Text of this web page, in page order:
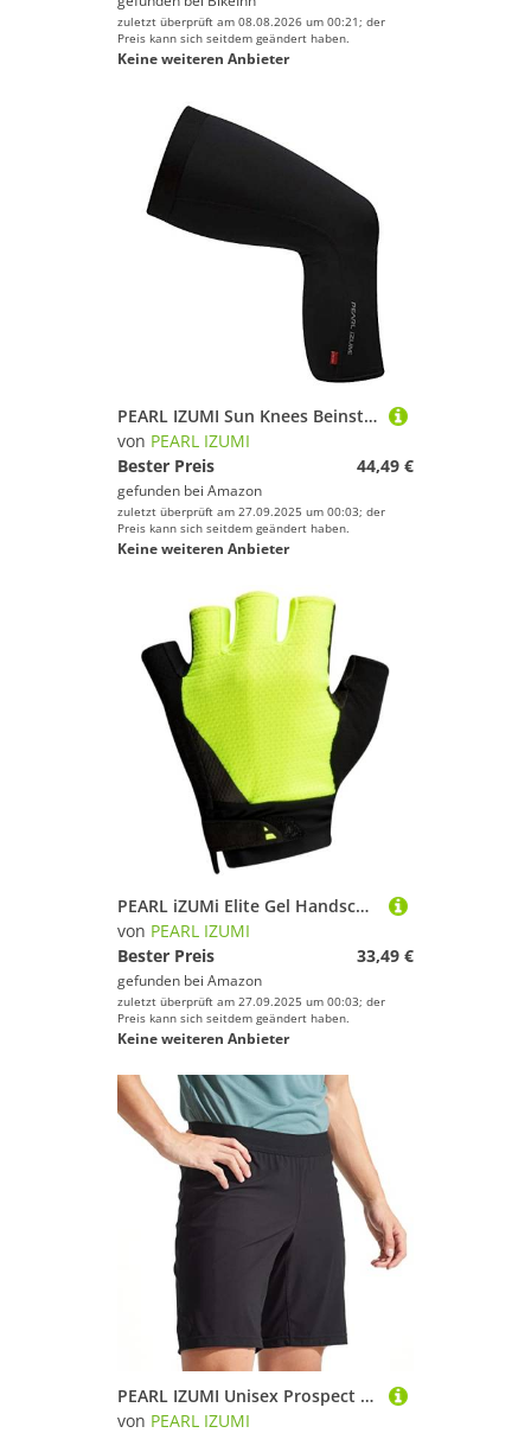
zuletzt überprüft am 08.08.2026 um 00:21; der
Preis kann sich seitdem geändert haben.
Keine weiteren Anbieter
PEARL IZUMI Sun Knees Beinstulpen, Schwarz, M
von PEARL IZUMI
Bester Preis
44,49 €
gefunden bei Amazon
zuletzt überprüft am 27.09.2025 um 00:03; der
Preis kann sich seitdem geändert haben.
Keine weiteren Anbieter
PEARL iZUMi Elite Gel Handschuhe Herren gelb/schwarz
von PEARL IZUMI
Bester Preis
33,49 €
gefunden bei Amazon
zuletzt überprüft am 27.09.2025 um 00:03; der
Preis kann sich seitdem geändert haben.
Keine weiteren Anbieter
PEARL IZUMI Unisex Prospect 2/1 W/Liner Shorts, Mehrfarbig (Mehrfarbig), XXL
von PEARL IZUMI